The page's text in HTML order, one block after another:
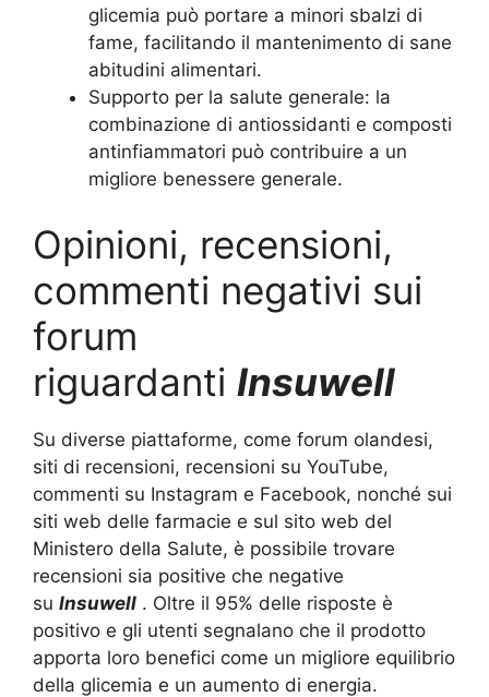
glicemia può portare a minori sbalzi di
fame, facilitando il mantenimento di sane
abitudini alimentari.
Supporto per la salute generale: la
combinazione di antiossidanti e composti
antinfiammatori può contribuire a un
migliore benessere generale.
Opinioni, recensioni,
commenti negativi sui
forum
riguardanti Insuwell
Su diverse piattaforme, come forum olandesi,
siti di recensioni, recensioni su YouTube,
commenti su Instagram e Facebook, nonché sui
siti web delle farmacie e sul sito web del
Ministero della Salute, è possibile trovare
recensioni sia positive che negative
su Insuwell . Oltre il 95% delle risposte è
positivo e gli utenti segnalano che il prodotto
apporta loro benefici come un migliore equilibrio
della glicemia e un aumento di energia.